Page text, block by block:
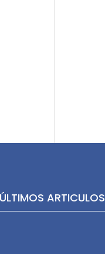
ÚLTIMOS ARTICULOS